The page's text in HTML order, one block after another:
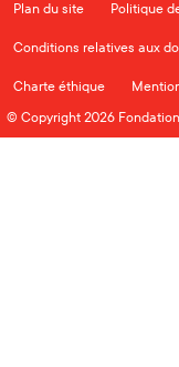
Plan du site Politique
Conditions relatives aux
Charte éthique
© Copyright 2026